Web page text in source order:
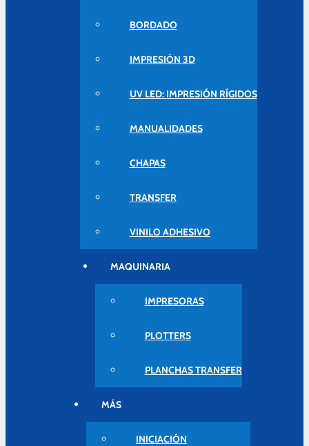
BORDADO
IMPRESIÓN 3D
UV LED: IMPRESIÓN RÍGIDOS
MANUALIDADES
CHAPAS
TRANSFER
VINILO ADHESIVO
MAQUINARIA
IMPRESORAS
PLOTTERS
PLANCHAS TRANSFER
MÁS
INICIACIÓN